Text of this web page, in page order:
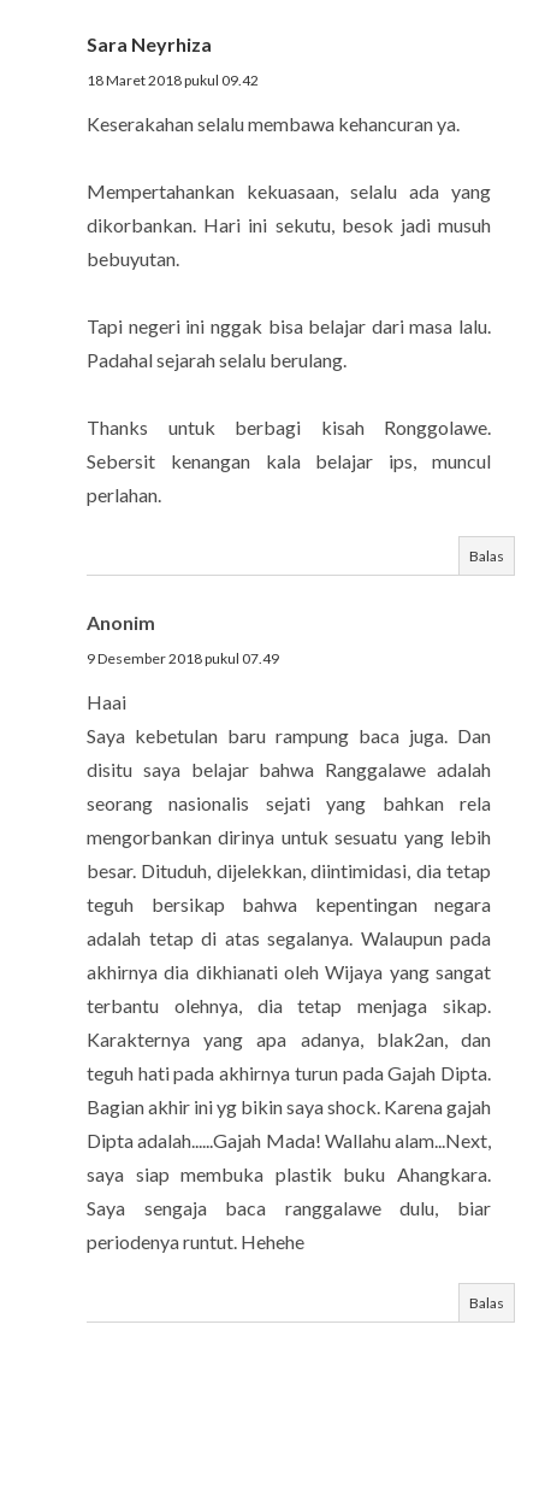
Sara Neyrhiza
18 Maret 2018 pukul 09.42
Keserakahan selalu membawa kehancuran ya.
Mempertahankan kekuasaan, selalu ada yang
dikorbankan. Hari ini sekutu, besok jadi musuh
bebuyutan.
Tapi negeri ini nggak bisa belajar dari masa lalu.
Padahal sejarah selalu berulang.
Thanks untuk berbagi kisah Ronggolawe.
Sebersit kenangan kala belajar ips, muncul
perlahan.
Balas
Anonim
9 Desember 2018 pukul 07.49
Haai
Saya kebetulan baru rampung baca juga. Dan
disitu saya belajar bahwa Ranggalawe adalah
seorang nasionalis sejati yang bahkan rela
mengorbankan dirinya untuk sesuatu yang lebih
besar. Dituduh, dijelekkan, diintimidasi, dia tetap
teguh bersikap bahwa kepentingan negara
adalah tetap di atas segalanya. Walaupun pada
akhirnya dia dikhianati oleh Wijaya yang sangat
terbantu olehnya, dia tetap menjaga sikap.
Karakternya yang apa adanya, blak2an, dan
teguh hati pada akhirnya turun pada Gajah Dipta.
Bagian akhir ini yg bikin saya shock. Karena gajah
Dipta adalah......Gajah Mada! Wallahu alam...Next,
saya siap membuka plastik buku Ahangkara.
Saya sengaja baca ranggalawe dulu, biar
periodenya runtut. Hehehe
Balas